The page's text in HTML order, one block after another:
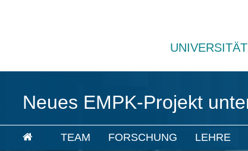
UNIVERSITÄT
Neues EMPK-Projekt
TEAM FORSCHUNG LEHRE